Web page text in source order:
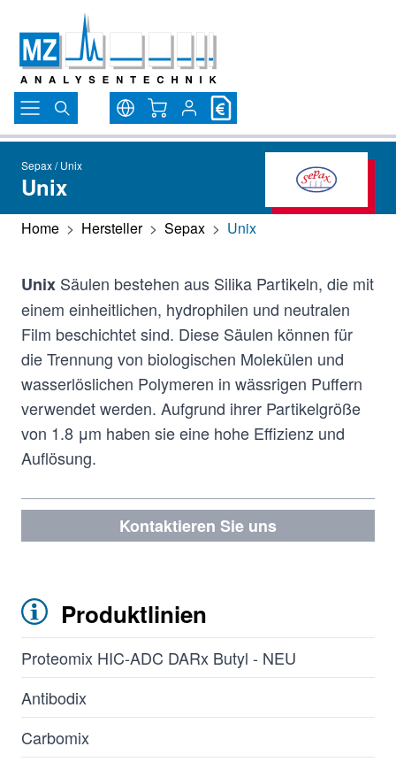
Direkt zum Inhalt
Warenkorb
Sepax / Unix
Unix
Home > Hersteller > Sepax > Unix
Unix Säulen bestehen aus Silika Partikeln, die mit
einem einheitlichen, hydrophilen und neutralen
Film beschichtet sind. Diese Säulen können für
die Trennung von biologischen Molekülen und
wasserlöslichen Polymeren in wässrigen Puffern
verwendet werden. Aufgrund ihrer Partikelgröße
von 1.8 μm haben sie eine hohe Effizienz und
Auflösung.
Kontaktieren Sie uns
Produktlinien
Proteomix HIC-ADC DARx Butyl - NEU
Antibodix
Carbomix